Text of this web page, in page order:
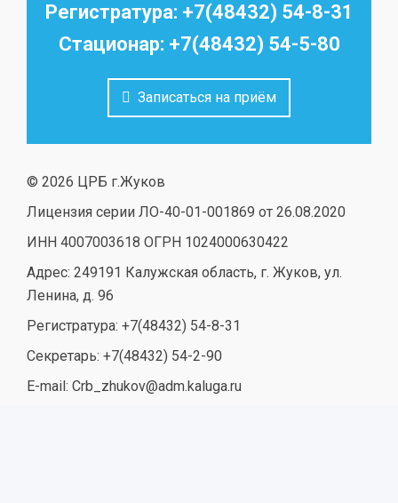
Регистратура: +7(48432) 54-8-31
Стационар: +7(48432) 54-5-80
Записаться на приём
© 2026 ЦРБ г.Жуков
Лицензия серии ЛО-40-01-001869 от 26.08.2020
ИНН 4007003618 ОГРН 1024000630422
Адрес: 249191 Калужская область, г. Жуков, ул.
Ленина, д. 96
Регистратура: +7(48432) 54-8-31
Секретарь: +7(48432) 54-2-90
E-mail: Crb_zhukov@adm.kaluga.ru